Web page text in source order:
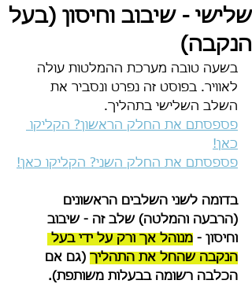
שלישי - שיבוב וחיסון (בעל
הנקבה)
בשעה טובה מערכת ההמלטות עולה
לאוויר. בפוסט זה נפרט ונסביר את
השלב השלישי בתהליך.
פספסתם את החלק הראשון? הקליקו
כאן!
פספסתם את החלק השני? הקליקו כאן!
בדומה לשני השלבים הראשונים
(הרבעה והמלטה) שלב זה - שיבוב
וחיסון - מנוהל אך ורק על ידי בעל
הנקבה שהחל את התהליך (גם אם
הכלבה רשומה בבעלות משותפת).